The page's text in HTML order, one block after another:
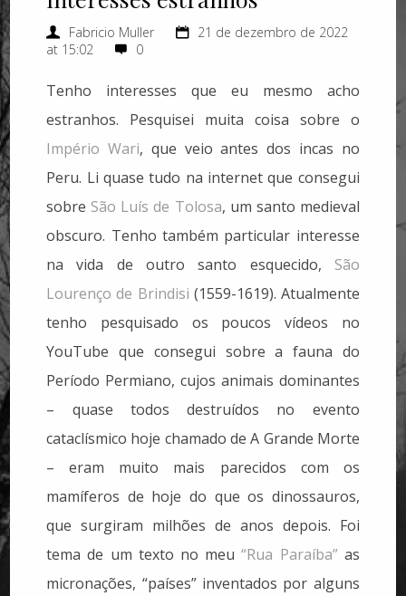
Fabricio Muller
21 de dezembro de 2022
at 15:02
0
Tenho interesses que eu mesmo acho
estranhos. Pesquisei muita coisa sobre o
Império Wari, que veio antes dos incas no
Peru. Li quase tudo na internet que consegui
sobre São Luís de Tolosa, um santo medieval
obscuro. Tenho também particular interesse
na vida de outro santo esquecido, São
Lourenço de Brindisi (1559-1619). Atualmente
tenho pesquisado os poucos vídeos no
YouTube que consegui sobre a fauna do
Período Permiano, cujos animais dominantes
– quase todos destruídos no evento
cataclísmico hoje chamado de A Grande Morte
– eram muito mais parecidos com os
mamíferos de hoje do que os dinossauros,
que surgiram milhões de anos depois. Foi
tema de um texto no meu“Rua Paraíba”as
micronações, “países” inventados por alguns